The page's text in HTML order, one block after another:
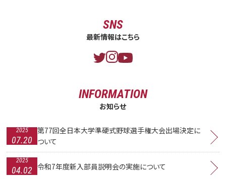
SNS
最新情報はこちら
INFORMATION
お知らせ
2025
07.20
第77回全日本大学準硬式野球選手権大会出場決定に
ついて
2025
04.02 令和7年度新入部員説明会の実施について